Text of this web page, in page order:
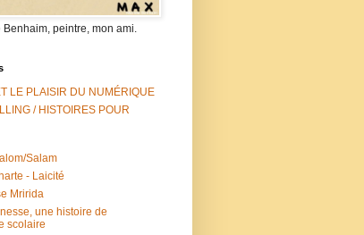
Benhaim, peintre, mon ami.
LE PLAISIR DU NUMÉRIQUE
/ HISTOIRES POUR
Salam
- Laicité
Mririda
une histoire de
scolaire